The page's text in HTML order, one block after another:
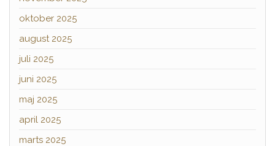
oktober 2025
august 2025
juli 2025
juni 2025
maj 2025
april 2025
marts 2025